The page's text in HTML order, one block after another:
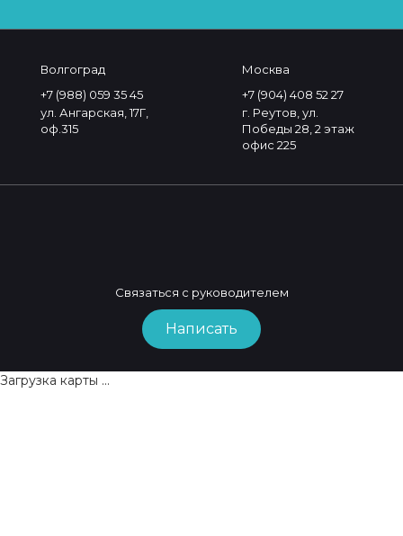
Волгоград
+7 (988) 059 35 45
ул. Ангарская, 17Г,
оф.315
Москва
+7 (904) 408 52 27
г. Реутов, ул.
Победы 28, 2 этаж
офис 225
Связаться с руководителем
Написать
Загрузка карты ...